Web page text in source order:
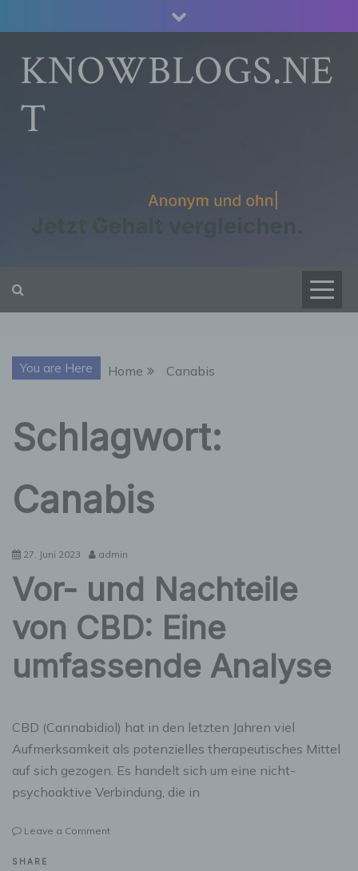
to
contentKNOWBLOGS.NE
T
You are Here Home Canabis
Schlagwort:
Canabis
27. Juni 2023 admin
Vor- und Nachteile
von CBD: Eine
umfassende Analyse
CBD (Cannabidiol) hat in den letzten Jahren viel
Aufmerksamkeit als potenzielles therapeutisches Mittel
auf sich gezogen. Es handelt sich um eine nicht-
psychoaktive Verbindung, die in
Leave a Commenton
SHARE